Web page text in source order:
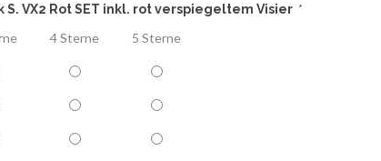
S. VX2 Rot SET inkl. rot verspiegeltem Visier *
4 Sterne 5 Sterne